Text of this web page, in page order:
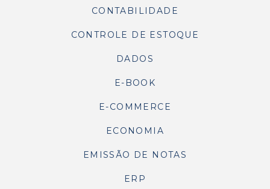
CONTABILIDADE
CONTROLE DE ESTOQUE
DADOS
E-BOOK
E-COMMERCE
ECONOMIA
EMISSÃO DE NOTAS
ERP